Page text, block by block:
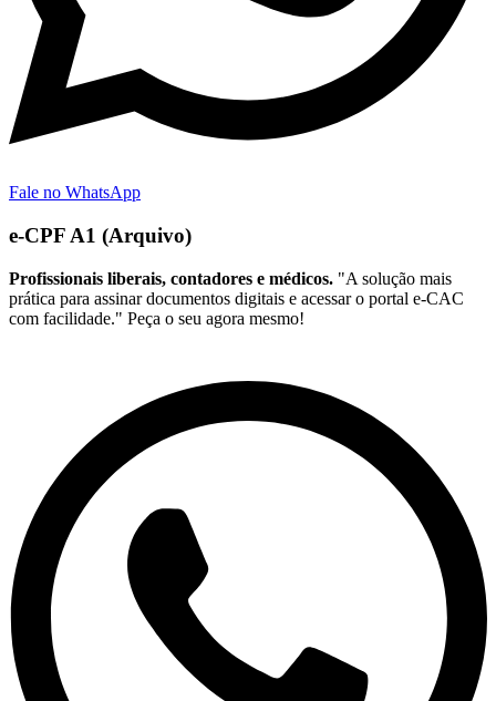
Fale no WhatsApp
e-CPF A1 (Arquivo)
Profissionais liberais, contadores e médicos. "A solução mais
prática para assinar documentos digitais e acessar o portal e-CAC
com facilidade." Peça o seu agora mesmo!